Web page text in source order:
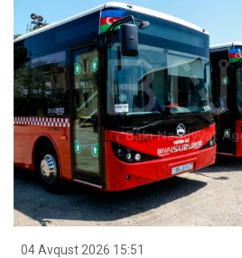
04 Avqust 2026 15:51